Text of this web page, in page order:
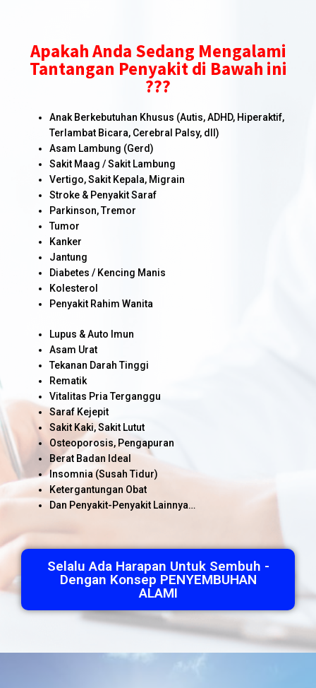
Apakah Anda Sedang Mengalami
Tantangan Penyakit di Bawah ini
???
Anak Berkebutuhan Khusus (Autis, ADHD, Hiperaktif,
Terlambat Bicara, Cerebral Palsy, dll)
Asam Lambung (Gerd)
Sakit Maag / Sakit Lambung
Vertigo, Sakit Kepala, Migrain
Stroke & Penyakit Saraf
Parkinson, Tremor
Tumor
Kanker
Jantung
Diabetes / Kencing Manis
Kolesterol
Penyakit Rahim Wanita
Lupus & Auto Imun
Asam Urat
Tekanan Darah Tinggi
Rematik
Vitalitas Pria Terganggu
Saraf Kejepit
Sakit Kaki, Sakit Lutut
Osteoporosis, Pengapuran
Berat Badan Ideal
Insomnia (Susah Tidur)
Ketergantungan Obat
Dan Penyakit-Penyakit Lainnya…
Selalu Ada Harapan Untuk Sembuh -
Dengan Konsep PENYEMBUHAN
ALAMI